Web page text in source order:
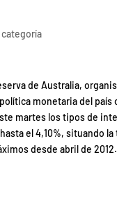
de Australia,
monetaria del país
martes los tipos de
el 4,10%, situando la
desde abril de 2012.